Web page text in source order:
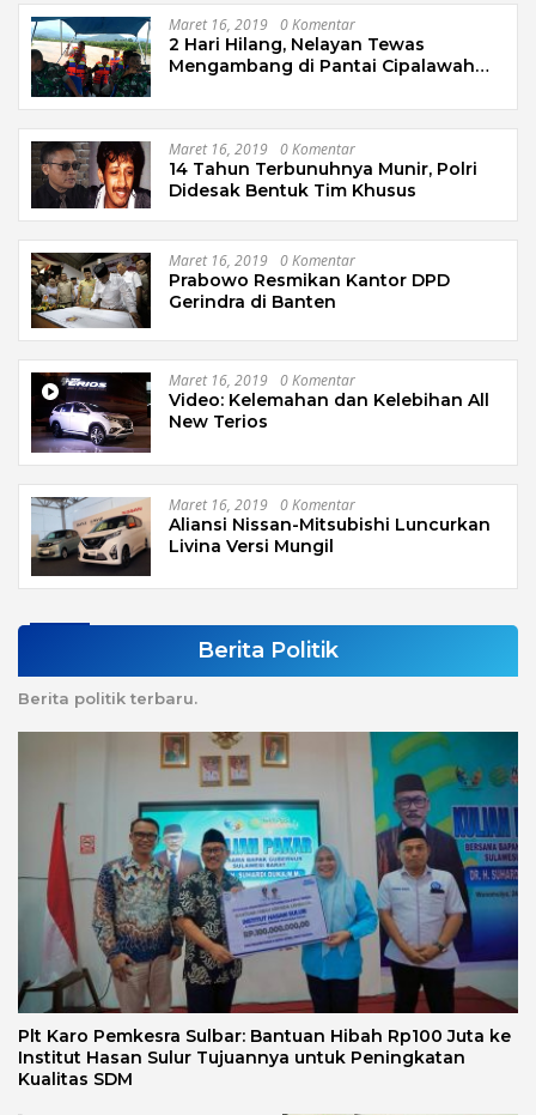
Maret 16, 2019 0 Komentar
2 Hari Hilang, Nelayan Tewas
Mengambang di Pantai Cipalawah
Maret 16, 2019 0 Komentar
14 Tahun Terbunuhnya Munir, Polri
Didesak Bentuk Tim Khusus
Maret 16, 2019 0 Komentar
Prabowo Resmikan Kantor DPD
Gerindra di Banten
Maret 16, 2019 0 Komentar
Video: Kelemahan dan Kelebihan All
New Terios
Maret 16, 2019 0 Komentar
Aliansi Nissan-Mitsubishi Luncurkan
Livina Versi Mungil
Berita Politik
Berita politik terbaru.
Plt Karo Pemkesra Sulbar: Bantuan Hibah Rp100 Juta ke
Institut Hasan Sulur Tujuannya untuk Peningkatan
Kualitas SDM